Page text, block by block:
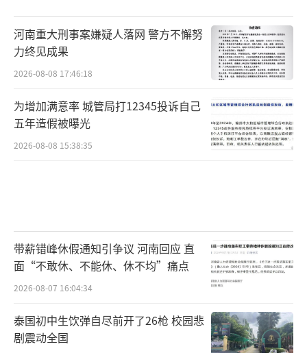
河南重大刑事案嫌疑人落网 警方不懈努
力终见成果
2026-08-08 17:46:18
为增加满意率 城管局打12345投诉自己
五年造假被曝光
2026-08-08 15:38:35
带薪错峰休假通知引争议 河南回应 直
面“不敢休、不能休、休不均”痛点
2026-08-07 16:04:34
泰国初中生饮弹自尽前开了26枪 校园悲
剧震动全国